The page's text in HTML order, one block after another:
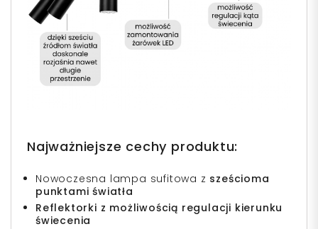
Najważniejsze cechy produktu:
Nowoczesna lampa sufitowa z sześcioma
punktami światła
Reflektorki z możliwością regulacji kierunku
świecenia